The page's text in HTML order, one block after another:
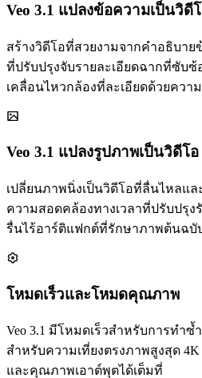
Veo 3.1 แปลงข้อความเป็นวิดี
สร้างวิดีโอที่สวยงามจากคำอธิบาย
ที่ปรับปรุงจับรายละเอียดฉากที่ซับ
เคลื่อนไหวกล้องที่ละเอียดด้วยคว
Veo 3.1 แปลงรูปภาพเป็นวิดีโอ
เปลี่ยนภาพนิ่งเป็นวิดีโอที่ลื่นไหลแล
ความสอดคล้องทางเวลาที่ปรับปรุ
รื่นไร้อาร์ติแฟกต์ที่รักษาภาพต้นฉบั
โหมดเร็วและโหมดคุณภาพ
Veo 3.1 มีโหมดเร็วสำหรับการทำ
สำหรับความเที่ยงตรงภาพสูงสุด
และคุณภาพเอาต์พุตได้เต็มที่